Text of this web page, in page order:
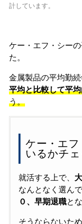
計しています。
ケー・エフ・シー
た。
金属製品の平均勤
平均と比較して平
う。
ケー・エ
いるかチ
就活する上で、
なんとなく選ん
０、早期退職と
そうならないた